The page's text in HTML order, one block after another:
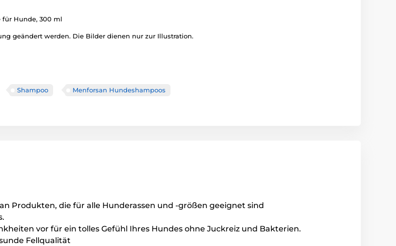
für Hunde, 300 ml
geändert werden. Die Bilder dienen nur zur Illustration.
Shampoo Menforsan Hundeshampoos
Produkten, die für alle Hunderassen und -größen geeignet sind
vor für ein tolles Gefühl Ihres Hundes ohne Juckreiz und Bakterien.
Fellqualität